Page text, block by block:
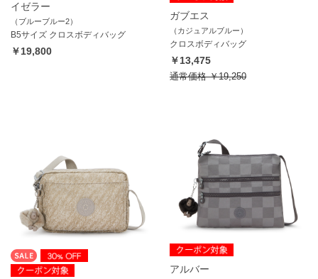
イゼラー
（ブルーブルー2）
B5サイズ クロスボディバッグ
￥19,800
ガブエス
（カジュアルブルー）
クロスボディバッグ
￥13,475
通常価格￥19,250
アルバー